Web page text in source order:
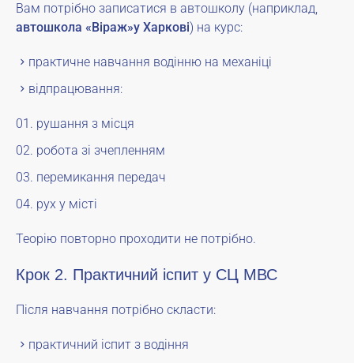
Вам потрібно записатися в автошколу (наприклад,
автошкола «Віраж»у Харкові) на курс:
практичне навчання водінню на механіці
відпрацювання:
рушання з місця
робота зі зчепленням
перемикання передач
рух у місті
Теорію повторно проходити не потрібно.
Крок 2. Практичний іспит у СЦ МВС
Після навчання потрібно скласти:
практичний іспит з водіння